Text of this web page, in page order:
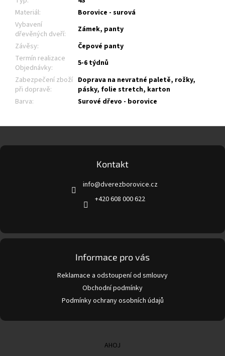
Materiál:
Borovice - surová
Vybavení
dřevěných dveří:
Zámek, panty
Závěsy:
Čepové panty
Termín realizace
Objednávky:
5-6 týdnů
Zabezpečení zboží
při dopravě:
Doprava na nevratné paletě, rožky,
pásky, folie stretch, karton
Barva: Surové dřevo - borovice
Kontakt
info@dverezborovice.cz
+420 608 000 622
Informace pro vás
Reklamace a odstoupení od smlouvy
Obchodní podmínky
Podmínky ochrany osobních údajů
AHOJ